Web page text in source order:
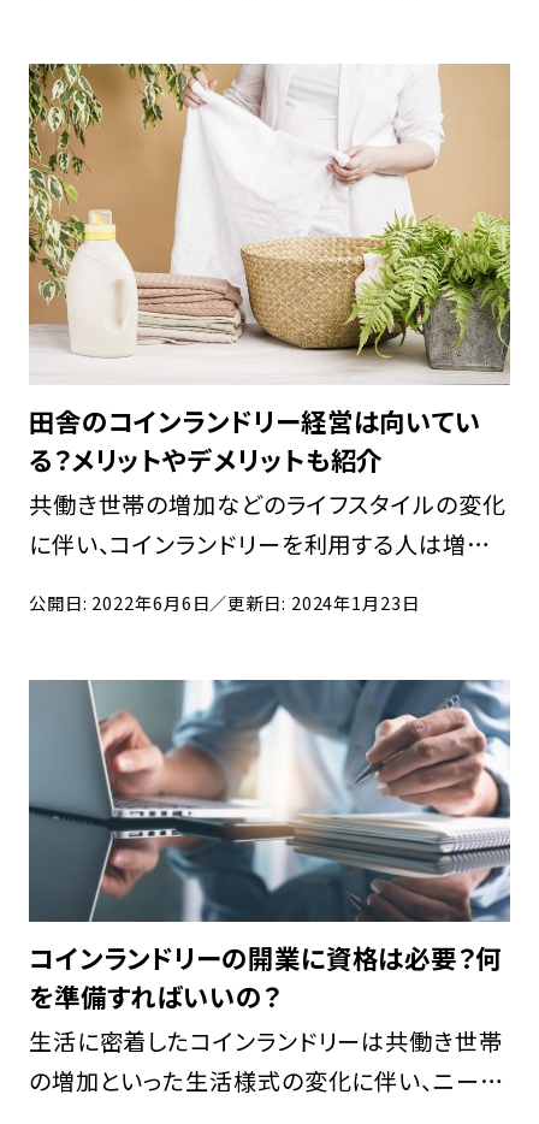
を […]
田舎のコインランドリー経営は向いてい
る？メリットやデメリットも紹介
共働き世帯の増加などのライフスタイルの変化
に伴い、コインランドリーを利用する人は増えて
公開日: 2022年6月6日／更新日: 2024年1月23日
コインランドリーの開業に資格は必要？何
を準備すればいいの？
生活に密着したコインランドリーは共働き世帯
の増加といった生活様式の変化に伴い、ニーズ